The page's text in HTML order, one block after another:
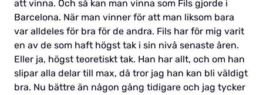
att vinna. Och så kan man vinna som Fils gjorde i
Barcelona. När man vinner för att man liksom bara
var alldeles för bra för de andra. Fils har för mig varit
en av de som haft högst tak i sin nivå senaste åren.
Eller ja, högst teoretiskt tak. Han har allt, och om han
slipar alla delar till max, då tror jag han kan bli väldigt
bra. Nu bättre än någon gång tidigare och jag tycker